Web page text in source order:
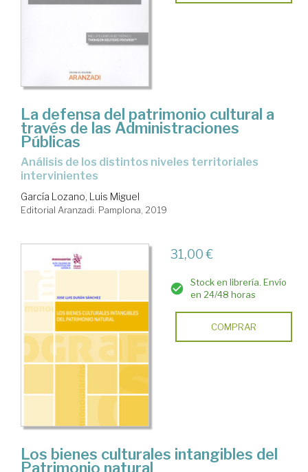
La defensa del patrimonio cultural a
través de las Administraciones
Públicas
análisis de los distintos niveles territoriales
intervinientes
García Lozano, Luis Miguel
Editorial Aranzadi. Pamplona, 2019
31,00 €
Stock en librería. Envío
en 24/48 horas
COMPRAR
Los bienes culturales intangibles del
Patrimonio natural